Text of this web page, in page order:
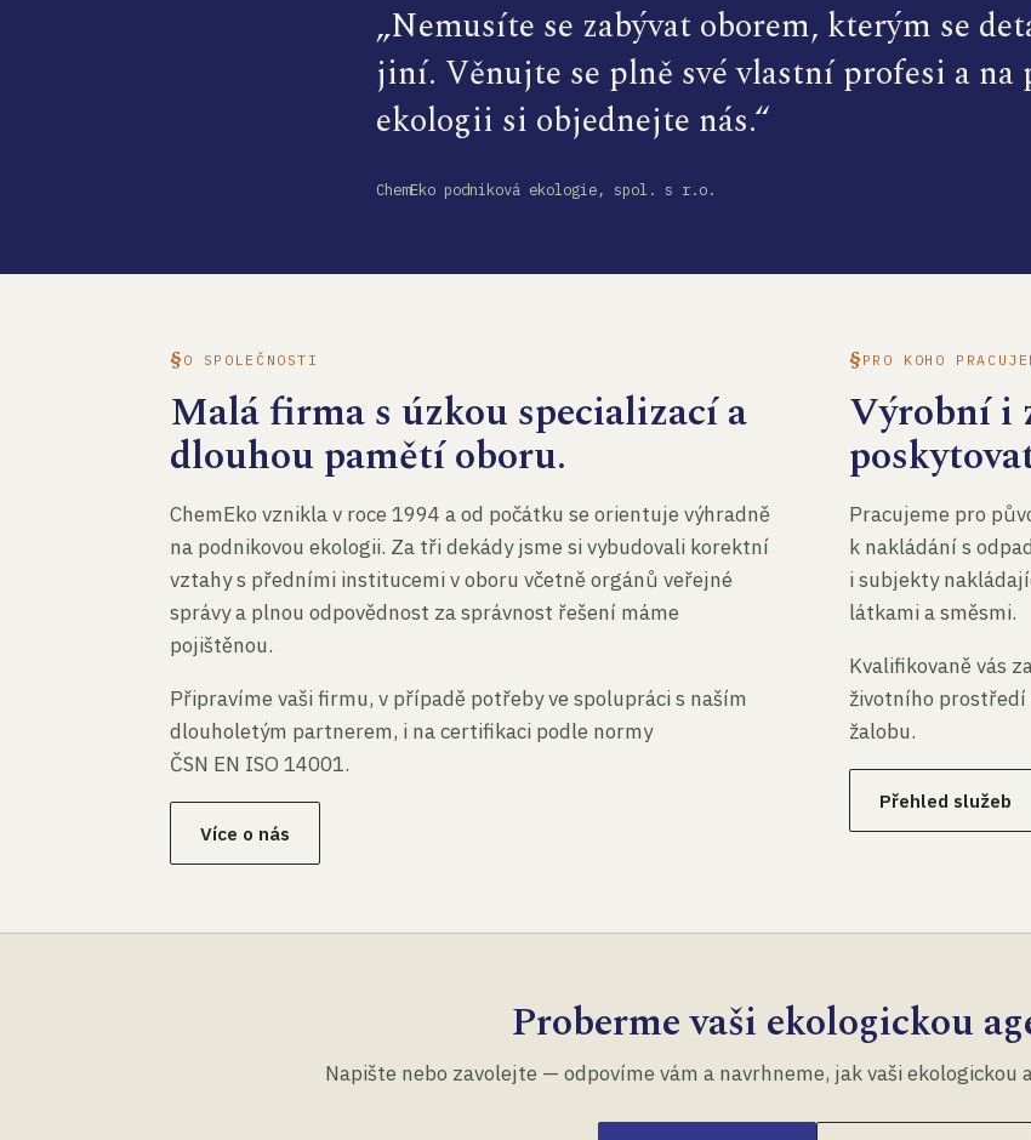
„Nemusíte se zabývat oborem, kterým se
jiní. Věnujte se plně své vlastní profesi a na
ekologii si objednejte nás.“
ChemEko podniková ekologie, spol. s r.o.
O SPOLEČNOSTI
Malá firma s úzkou specializací a
dlouhou pamětí oboru.
ChemEko vznikla v roce 1994 a od počátku se orientuje výhradně
na podnikovou ekologii. Za tři dekády jsme si vybudovali korektní
vztahy s předními institucemi v oboru včetně orgánů veřejné
správy a plnou odpovědnost za správnost řešení máme
pojištěnou.
Připravíme vaši firmu, v případě potřeby ve spolupráci s naším
dlouholetým partnerem, i na certifikaci podle normy
ČSN EN ISO 14001.
Více o nás
PRO KOHO
Výrobní i
Pracujeme pro
k nakládání s
i subjekty
látkami a směsmi.
Kvalifikovaně vás
životního prostředí
žalobu.
Přehled služeb
Proberme vaši ekologickou
Napište nebo zavolejte — odpovíme vám a navrhneme, jak vaši